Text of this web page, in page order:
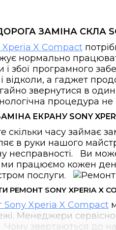
ЗАМІНА СКЛА
Xperia X Compact
нормально
і збої програмного
відколи, а гаджет
звернутися в
процедура
ЕКРАНУ SONY
скільки часу займає
в руки нашого
несправності. Ви
ми працюємо кожен
послуги.
SONY XPERIA X
Sony Xperia X Compact
Менеджери
Чому звертаються до